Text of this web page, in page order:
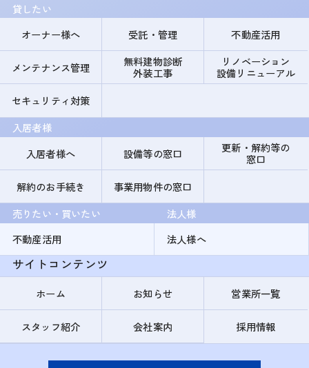
貸したい
オーナー様へ
受託・管理 不動産活用
メンテナンス管理
無料建物診断
外装工事
リノベーション
設備リニューアル
セキュリティ対策
入居者様
入居者様へ
設備等の窓口
更新・解約等の
窓口
解約のお手続き
事業用物件の窓口
売りたい・買いたい
不動産活用
法人様
法人様へ
サイトコンテンツ
ホーム お知らせ 営業所一覧
スタッフ紹介 会社案内 採用情報